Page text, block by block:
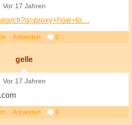
Vor 17 Jahren
Antworten 0
gelle
Vor 17 Jahren
Antworten 0